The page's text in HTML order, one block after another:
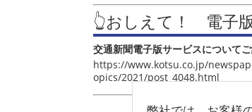
👆おしえて！ 電子
交通新聞電子版サービスについて
https://www.kotsu.co.jp/
opics/2021/post_4048.html